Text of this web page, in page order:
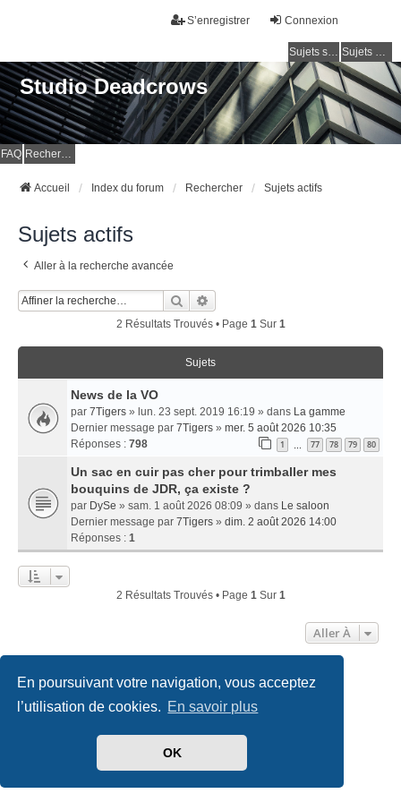
En poursuivant votre navigation, vous acceptez
l’utilisation de cookies. En savoir plus
OK
Connexion
S’enregistrer
Sujets sans réponse Sujets actifs
Studio Deadcrows
FAQ Rechercher
Accueil Index du forum Rechercher Sujets actifs
Sujets actifs
Aller à la recherche avancée
Rechercher
2 Résultats Trouvés • Page 1Sur 1
Sujets
News de la VO
par 7Tigers » lun. 23 sept. 2019 16:19 » dans La gamme
Dernier message par 7Tigers » mer. 5 août 2026 10:35
Réponses : 798 1 77 78 79 80
Un sac en cuir pas cher pour trimballer mes
bouquins de JDR, ça existe ?
par DySe » sam. 1 août 2026 08:09 » dans Le saloon
Dernier message par 7Tigers » dim. 2 août 2026 14:00
Réponses : 1
2 Résultats Trouvés • Page 1Sur 1
Aller À
Accueil Index du forum Nous contacter
phpBB-fr.com
created by INVENTEA & v12mike
Conditions